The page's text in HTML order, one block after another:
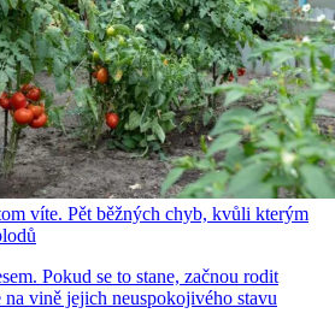
víte. Pět běžných chyb, kvůli kterým
Pokud se to stane, začnou rodit
vině jejich neuspokojivého stavu